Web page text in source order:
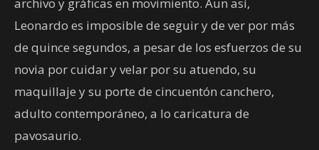
archivo y gráficas en movimiento. Aun así,
Leonardo es imposible de seguir y de ver por más
de quince segundos, a pesar de los esfuerzos de su
novia por cuidar y velar por su atuendo, su
maquillaje y su porte de cincuentón canchero,
adulto contemporáneo, a lo caricatura de
pavosaurio.